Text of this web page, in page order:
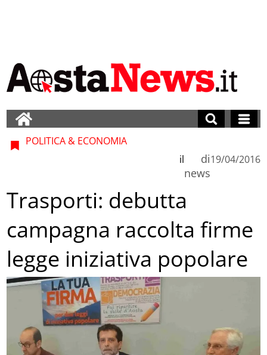
POLITICA & ECONOMIA
di
news
il 19/04/2016
Trasporti: debutta
campagna raccolta firme
legge iniziativa popolare